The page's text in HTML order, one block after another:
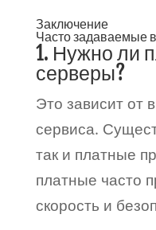
Заключение
Часто задаваемые
1. Нужно ли
серверы?
Это зависит от
сервиса.
так и платные
платные часто
скорость и